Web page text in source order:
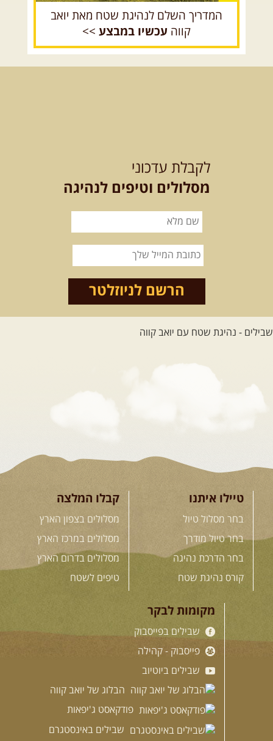
המדריך השלם לנהיגת שטח מאת יואב
קווה עכשיו במבצע >>
לקבלת עדכוני
מסלולים וטיפים לנהיגה
הרשם לניוזלטר
טיילו איתנו
בחר מסלול טיול
בחר טיול מודרך
בחר הדרכת נהיגה
קורס נהיגת שטח
קבלו המלצה
מסלולים בצפון הארץ
מסלולים במרכז הארץ
מסלולים בדרום הארץ
טיפים לשטח
מקומות לבקר
שבילים בפייסבוק
פייסבוק - קהילה
שבילים ביוטיוב
הבלוג של יואב קווה
פודקאסט ג'יפאות
שבילים באינסטגרם